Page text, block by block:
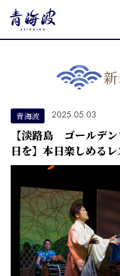
青海波 2025.05.03
【淡路島 ゴールデ
日を】本日楽しめる